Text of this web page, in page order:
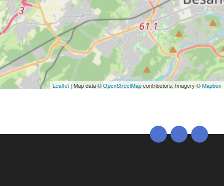
Leaflet | Map data ©OpenStreetMapcontributors, Imagery ©Mapbox